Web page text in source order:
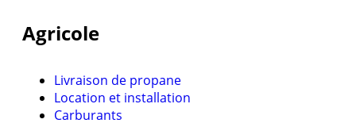
Agricole
Livraison de propane
Location et installation
Carburants